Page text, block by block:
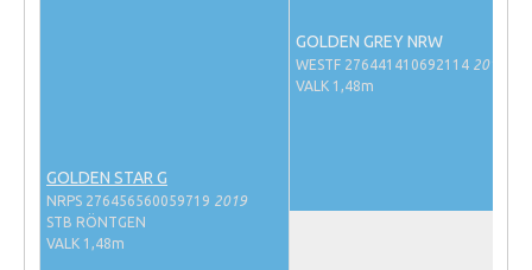
Late Veulenkeuring
ABOP
GOLDEN STAR G
NRPS 276456560059719 2019
STB RÖNTGEN
VALK 1,48m
GOLDEN GREY NRW
WESTF 276441410692114 2014
VALK 1,48m